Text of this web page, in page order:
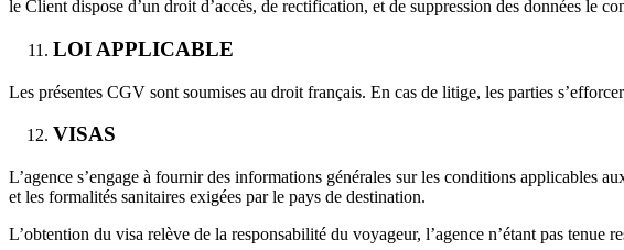
le Client dispose d’un droit d’accès, de rectification, et de suppression des données le
LOI APPLICABLE
Les présentes CGV sont soumises au droit français. En cas de litige, les parties
VISAS
L’agence s’engage à fournir des informations générales sur les conditions applicables
et les formalités sanitaires exigées par le pays de destination.
L’obtention du visa relève de la responsabilité du voyageur, l’agence n’étant pas